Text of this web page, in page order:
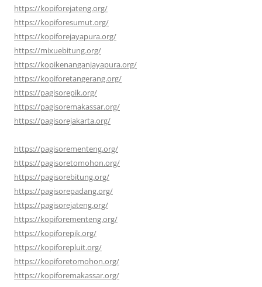
https://kopiforejateng.org/
https://kopiforesumut.org/
https://kopiforejayapura.org/
https://mixuebitung.org/
https://kopikenanganjayapura.org/
https://kopiforetangerang.org/
https://pagisorepik.org/
https://pagisoremakassar.org/
https://pagisorejakarta.org/
https://pagisorementeng.org/
https://pagisoretomohon.org/
https://pagisorebitung.org/
https://pagisorepadang.org/
https://pagisorejateng.org/
https://kopiforementeng.org/
https://kopiforepik.org/
https://kopiforepluit.org/
https://kopiforetomohon.org/
https://kopiforemakassar.org/